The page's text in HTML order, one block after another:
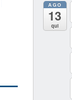
AGO
13
qui